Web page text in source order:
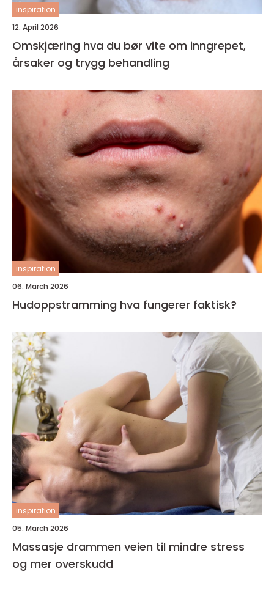
inspiration
12. April 2026
Omskjæring hva du bør vite om inngrepet,
årsaker og trygg behandling
inspiration
06. March 2026
Hudoppstramming hva fungerer faktisk?
inspiration
05. March 2026
Massasje drammen veien til mindre stress
og mer overskudd